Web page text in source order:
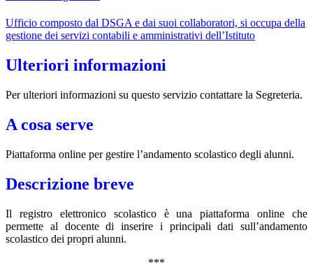
Ufficio composto dal DSGA e dai suoi collaboratori, si occupa della
gestione dei servizi contabili e amministrativi dell’Istituto
Ulteriori informazioni
Per ulteriori informazioni su questo servizio contattare la Segreteria.
A cosa serve
Piattaforma online per gestire l’andamento scolastico degli alunni.
Descrizione breve
Il registro elettronico scolastico è una piattaforma online che
permette al docente di inserire i principali dati sull’andamento
scolastico dei propri alunni.
***